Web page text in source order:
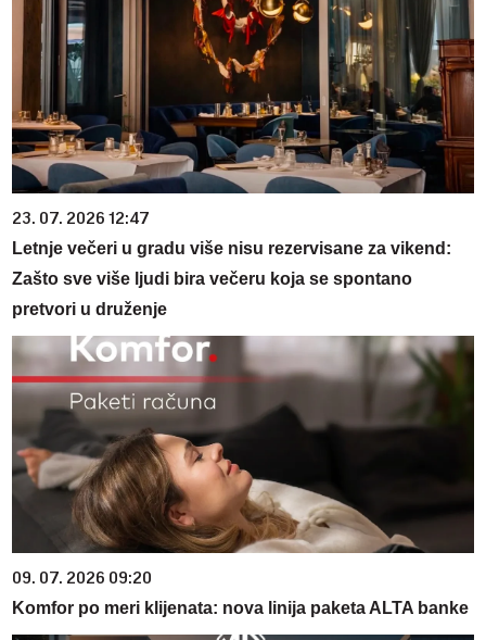
23. 07. 2026 12:47
Letnje večeri u gradu više nisu rezervisane za vikend:
Zašto sve više ljudi bira večeru koja se spontano
pretvori u druženje
09. 07. 2026 09:20
Komfor po meri klijenata: nova linija paketa ALTA banke